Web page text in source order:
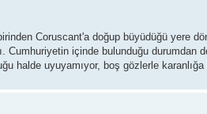
Coruscant'a doğup büyüdüğü yere
Cumhuriyetin içinde bulunduğu durumdan
halde uyuyamıyor, boş gözlerle karanlığa